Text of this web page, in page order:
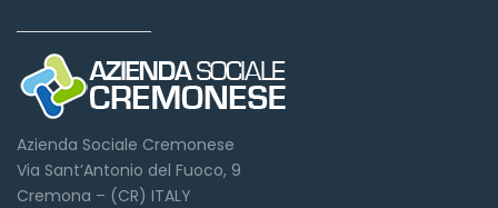
Azienda Sociale Cremonese
Via Sant’Antonio del Fuoco, 9
Cremona – (CR) ITALY